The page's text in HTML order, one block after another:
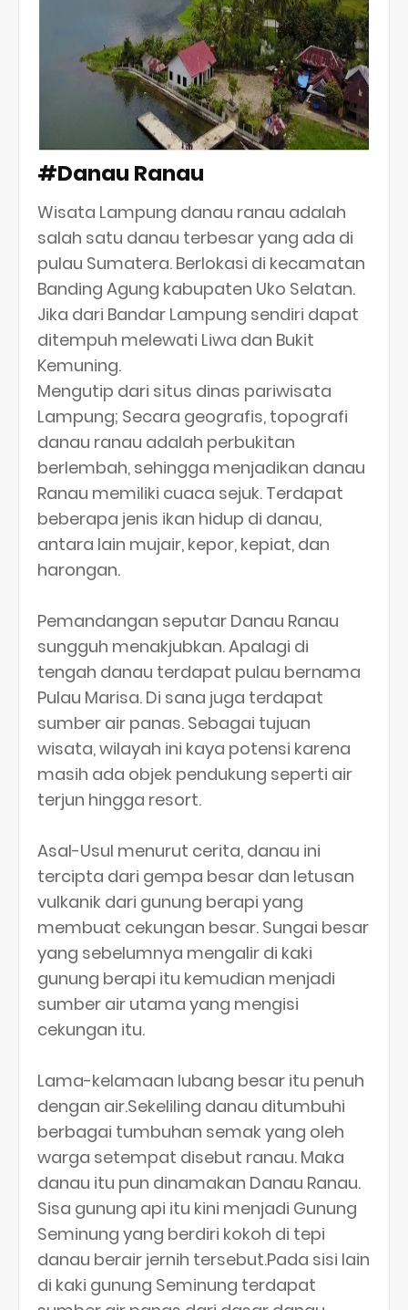
#Danau Ranau
Wisata Lampung danau ranau adalah
salah satu danau terbesar yang ada di
pulau Sumatera. Berlokasi di kecamatan
Banding Agung kabupaten Uko Selatan.
Jika dari Bandar Lampung sendiri dapat
ditempuh melewati Liwa dan Bukit
Kemuning.
Mengutip dari situs dinas pariwisata
Lampung; Secara geografis, topografi
danau ranau adalah perbukitan
berlembah, sehingga menjadikan danau
Ranau memiliki cuaca sejuk. Terdapat
beberapa jenis ikan hidup di danau,
antara lain mujair, kepor, kepiat, dan
harongan.
Pemandangan seputar Danau Ranau
sungguh menakjubkan. Apalagi di
tengah danau terdapat pulau bernama
Pulau Marisa. Di sana juga terdapat
sumber air panas. Sebagai tujuan
wisata, wilayah ini kaya potensi karena
masih ada objek pendukung seperti air
terjun hingga resort.
Asal-Usul menurut cerita, danau ini
tercipta dari gempa besar dan letusan
vulkanik dari gunung berapi yang
membuat cekungan besar. Sungai besar
yang sebelumnya mengalir di kaki
gunung berapi itu kemudian menjadi
sumber air utama yang mengisi
cekungan itu.
Lama-kelamaan lubang besar itu penuh
dengan air.Sekeliling danau ditumbuhi
berbagai tumbuhan semak yang oleh
warga setempat disebut ranau. Maka
danau itu pun dinamakan Danau Ranau.
Sisa gunung api itu kini menjadi Gunung
Seminung yang berdiri kokoh di tepi
danau berair jernih tersebut.Pada sisi lain
di kaki gunung Seminung terdapat